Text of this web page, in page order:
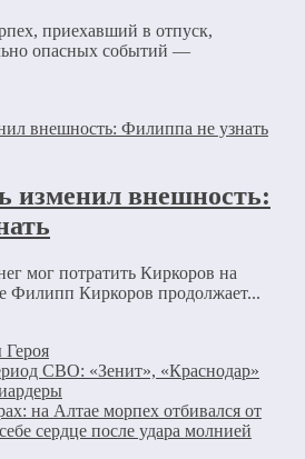
приехавший в отпуск,
опасных событий —
изменил внешность:
мог потратить Киркоров на
Филипп Киркоров продолжает...
Героя
СВО: «Зенит», «Краснодар»
на Алтае морпех отбивался от
сердце после удара молнией